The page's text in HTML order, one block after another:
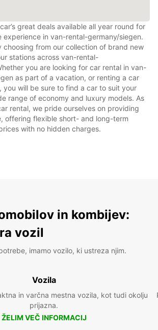
great deals available all year round for
experience in van-rental-germany/siegen.
choosing from our collection of brand new
stations across van-rental-
you are looking for car rental in van-
as part of a vacation, or renting a car
you will be sure to find a car to suit your
range of economy and luxury models. As
rental, we pride ourselves on providing
offering flexible short- and long-term
with no hidden charges.
in kombijev:
vozil
imamo vozilo, ki ustreza njim.
Vozila
in varčna mestna vozila, kot tudi okolju
prijazna.
ŽELIM VEČ INFORMACIJ